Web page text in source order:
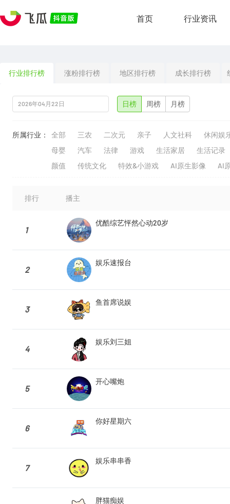
首页 行业资讯
行业排行榜 涨粉排行榜 地区排行榜 成长排行榜
日榜 周榜 月榜
所属行业： 全部 三农 二次元 亲子 人文社科
休闲娱
母婴
汽车 法律 游戏 生活家居
生活记录
颜值
传统文化 特效&小游戏 AI原生影像 AI
排行 播主
1
优酷综艺怦然心动20岁
2
娱乐速报台
3
鱼首席说娱
4
娱乐刘三姐
5
开心嘴炮
6
你好星期六
7
娱乐串串香
胖猫痴娱